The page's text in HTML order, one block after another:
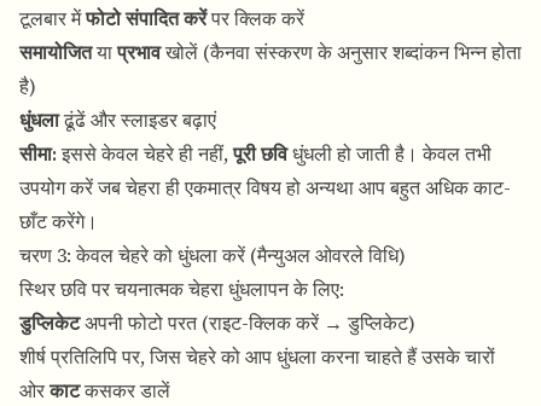
टूलबार मेंफोटो संपादित करेंपर क्लिक करें
समायोजितयाप्रभावखोलें (कैनवा संस्करण के अनुसार शब्दांकन भिन्न होता
है)
धुंधलाढूंढें और स्लाइडर बढ़ाएं
सीमा:इससे केवल चेहरे ही नहीं,पूरी छविधुंधली हो जाती है। केवल तभी
उपयोग करें जब चेहरा ही एकमात्र विषय हो अन्यथा आप बहुत अधिक काट-
छाँट करेंगे।
चरण 3: केवल चेहरे को धुंधला करें (मैन्युअल ओवरले विधि)
स्थिर छवि पर चयनात्मक चेहरा धुंधलापन के लिए:
डुप्लिकेटअपनी फोटो परत (राइट-क्लिक करें → डुप्लिकेट)
शीर्ष प्रतिलिपि पर, जिस चेहरे को आप धुंधला करना चाहते हैं उसके चारों
ओरकाटकसकर डालें